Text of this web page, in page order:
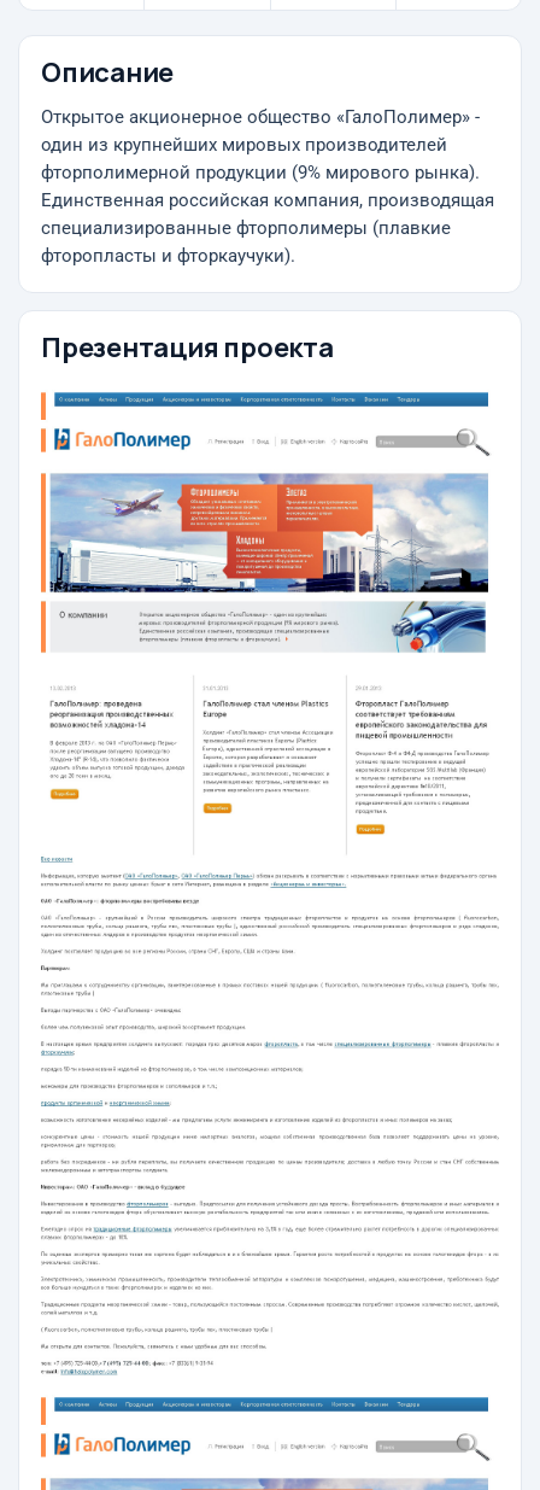
Описание
Открытое акционерное общество «ГалоПолимер» -
один из крупнейших мировых производителей
фторполимерной продукции (9% мирового рынка).
Единственная российская компания, производящая
специализированные фторполимеры (плавкие
фторопласты и фторкаучуки).
Презентация проекта